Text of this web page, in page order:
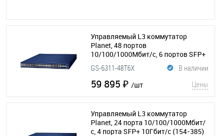
Управляемый L3 коммутатор
Planet, 48 портов
10/100/1000Мбит/с, 6 портов SFP+
10Гбит/с(154-386) В наличии
GS-6311-48T6X
59 895 ₽ /шт Цены
Управляемый L3 коммутатор
Planet, 24 порта 10/100/1000Мбит/
с, 4 порта SFP+ 10Гбит/с (154-385)